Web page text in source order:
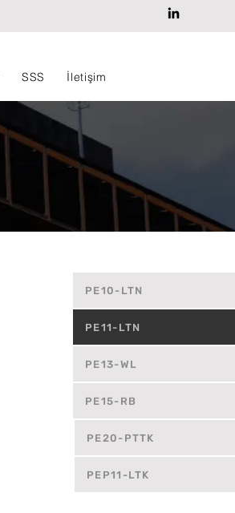
SSS İletişim
PE10-LTN
PE11-LTN
PE13-WL
PE15-RB
PE20-PTTK
PEP11-LTK